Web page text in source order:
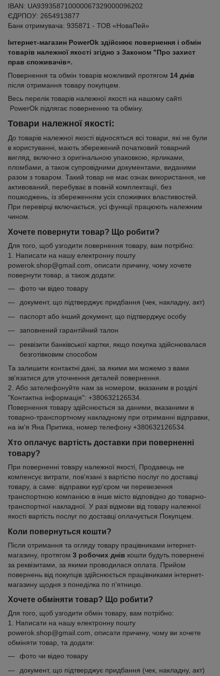
IBAN: UA939358710000067329000096202
ЄДРПОУ: 2654913877
Банк отримувача: 935871 - ТОВ «НоваПей»
Інтернет-магазин PowerOk здійснює повернення і обмін
товарів належної якості згідно з Законом "Про захист
прав споживачів».
Повернення та обмін товарів можливий протягом 14 днів
після отримання товару покупцем.
Весь перелік товарів належної якості на нашому сайті
PowerOk підлягає поверненню та обміну.
Товари належної якості:
До товарів належної якості відносяться всі товари, які не були
в користуванні, мають збережений початковий товарний
вигляд, включно з оригінальною упаковкою, ярликами,
пломбами, а також супровідними документами, виданими
разом з товаром. Такий товар не має ознак використання, не
активований, перебуває в повній комплектації, без
пошкоджень, із збереженням усіх споживчих властивостей.
При перевірці включається, усі функції працюють належним
чином.
Хочете повернути товар? Що робити?
Для того, щоб узгодити повернення товару, вам потрібно:
1. Написати на нашу електронну пошту
powerok.shop@gmail.com, описати причину, чому хочете
повернути товар, а також додати:
фото чи відео товару
документ, що підтверджує придбання (чек, накладну, акт)
паспорт або інший документ, що підтверджує особу
заповнений гарантійний талон
реквізити банківської картки, якщо покупка здійснювалася
безготівковим способом
Та залишити контактні дані, за якими ми можемо з вами
зв'язатися для уточнення деталей повернення.
2. Або зателефонуйте нам за номером, вказаним в розділі
"Контактна інформація": +380632126534.
Повернення товару здійснюється за даними, вказаними в
товарно-транспортному накладному при отриманні відправки,
на ім'я Яна Притика, номер телефону +380632126534.
Хто оплачує вартість доставки при поверненні
товару?
При поверненні товару належної якості, Продавець не
компенсує витрати, пов'язані з вартістю послуг по доставці
товару, а саме: відправки кур'єром чи перевезення
транспортною компанією в інше місто відповідно до товарно-
транспортної накладної. У разі відмови від товару належної
якості вартість послуг по доставці оплачується Покупцем.
Коли повернуться кошти?
Після отримання та огляду товару працівниками інтернет-
магазину, протягом 3 робочих днів кошти будуть повернені
за реквізитами, за якими проводилася оплата. Прийом
повернень від покупців здійснюється працівниками інтернет-
магазину щодня з понеділка по п'ятницю.
Хочете обміняти товар? Що робити?
Для того, щоб узгодити обмін товару, вам потрібно:
1. Написати на нашу електронну пошту
powerok.shop@gmail.com, описати причину, чому ви хочете
обміняти товар, та додати:
фото чи відео товару
документ, що підтверджує придбання (чек, накладну, акт)